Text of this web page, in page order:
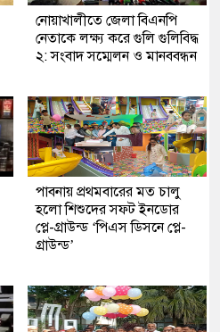
নোয়াখালীতে জেলা বিএনপি
নেতাকে লক্ষ্য করে গুলি গুলিবিদ্ধ
২: সংবাদ সম্মেলন ও মানববন্ধন
পাবনায় প্রথমবারের মত চালু
হলো শিশুদের সফট ইনডোর
প্লে-গ্রাউন্ড ‘পিএস ডিসনে প্লে-
গ্রাউন্ড’